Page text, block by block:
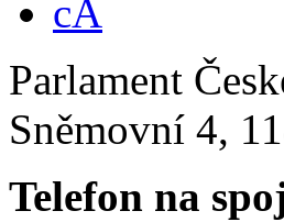
Parlament
Sněmovní 4,
Telefon na